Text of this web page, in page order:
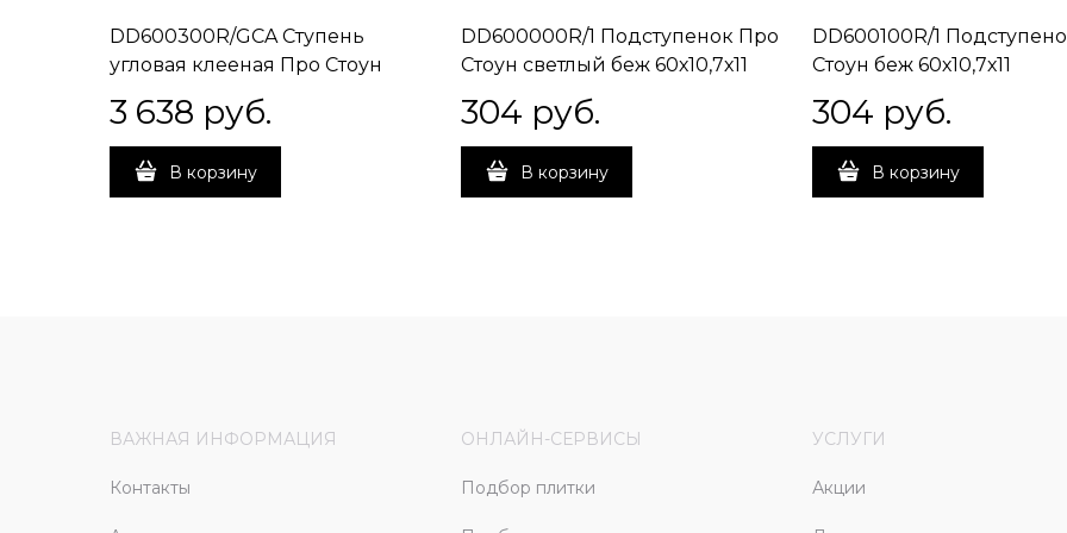
DD600300R/GCA Ступень
угловая клееная Про Стоун
светлый 33х33х11
3 638 руб.
В корзину
DD600000R/1 Подступенок Про
Стоун светлый беж 60х10,7х11
304 руб.
В корзину
DD600100R/1
Стоун беж 60х10,7х11
304 руб.
В корзину
ВАЖНАЯ ИНФОРМАЦИЯ
Контакты
ОНЛАЙН-СЕРВИСЫ
Подбор плитки
УСЛУГИ
Акции